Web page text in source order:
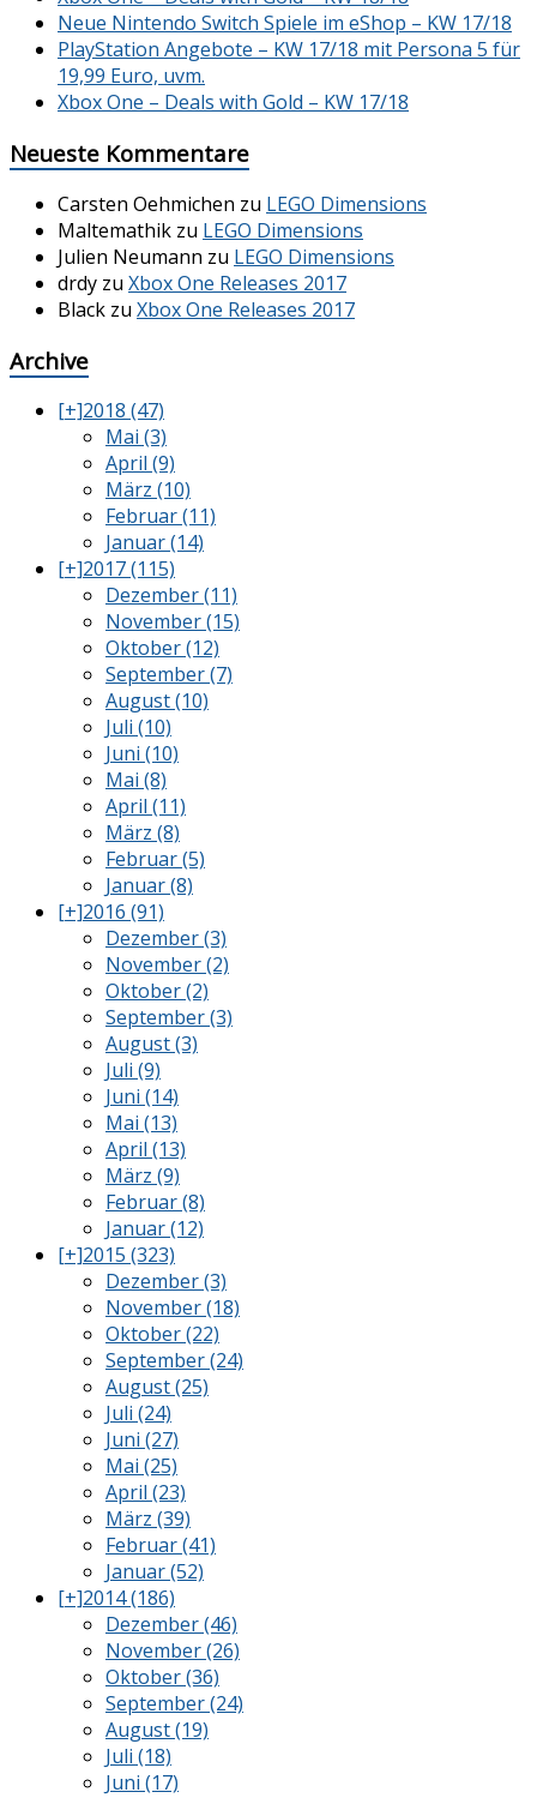
Neue Nintendo Switch Spiele im eShop – KW 17/18
PlayStation Angebote – KW 17/18 mit Persona 5 für
19,99 Euro, uvm.
Xbox One – Deals with Gold – KW 17/18
Neueste Kommentare
Carsten Oehmichen zu LEGO Dimensions
Maltemathik zu LEGO Dimensions
Julien Neumann zu LEGO Dimensions
drdy zu Xbox One Releases 2017
Black zu Xbox One Releases 2017
Archive
[+]2018 (47)
Mai (3)
April (9)
März (10)
Februar (11)
Januar (14)
[+]2017 (115)
Dezember (11)
November (15)
Oktober (12)
September (7)
August (10)
Juli (10)
Juni (10)
Mai (8)
April (11)
März (8)
Februar (5)
Januar (8)
[+]2016 (91)
Dezember (3)
November (2)
Oktober (2)
September (3)
August (3)
Juli (9)
Juni (14)
Mai (13)
April (13)
März (9)
Februar (8)
Januar (12)
[+]2015 (323)
Dezember (3)
November (18)
Oktober (22)
September (24)
August (25)
Juli (24)
Juni (27)
Mai (25)
April (23)
März (39)
Februar (41)
Januar (52)
[+]2014 (186)
Dezember (46)
November (26)
Oktober (36)
September (24)
August (19)
Juli (18)
Juni (17)